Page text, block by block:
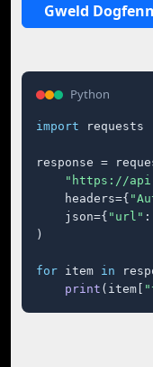
Gweld
Python
import requests
response =
"https://
    headers={
    json={
"url" :
)
for item in
print (item[